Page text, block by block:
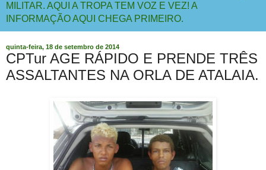
MILITAR. AQUI A TROPA TEM VOZ E VEZ! A
INFORMAÇÃO AQUI CHEGA PRIMEIRO.
quinta-feira, 18 de setembro de 2014
CPTur AGE RÁPIDO E PRENDE TRÊS
ASSALTANTES NA ORLA DE ATALAIA.